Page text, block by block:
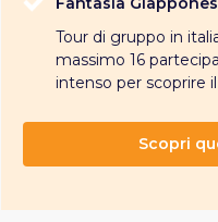
Tour di gruppo in
massimo 16
intenso per scoprire
Scopri